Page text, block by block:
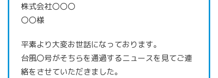
株式会社〇〇〇
〇〇様
平素より大変お世話になっております。
台風〇号がそちらを通過するニュースを見てご連
絡をさせていただきました。